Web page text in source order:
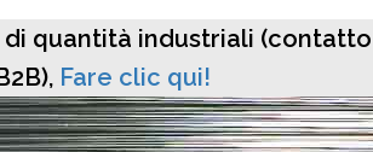
di quantità industriali (contatto
Fare clic qui!